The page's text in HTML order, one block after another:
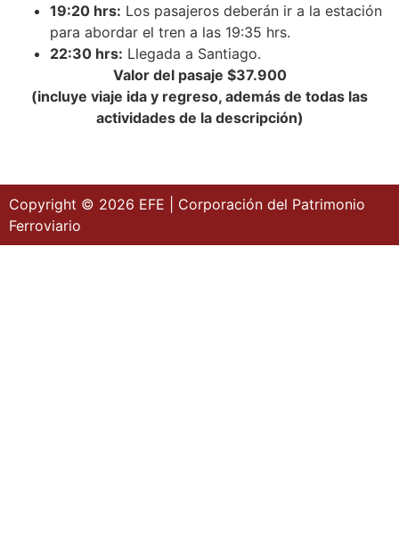
19:20 hrs: Los pasajeros deberán ir a la estación
para abordar el tren a las 19:35 hrs.
22:30 hrs: Llegada a Santiago.
Valor del pasaje $37.900
(incluye viaje ida y regreso, además de todas las
actividades de la descripción)
Copyright © 2026 EFE | Corporación del Patrimonio
Ferroviario